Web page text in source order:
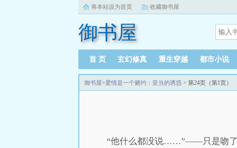
将本站设为首页 收藏御书屋
御书屋
首 页 玄幻修真 重生穿越 都市小说
御书屋>爱情是一个赌约：亚当的诱惑 > 第24页（第1页）
“他什么都没说……”——只是吻了